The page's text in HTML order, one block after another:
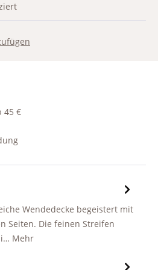
45 €
Wendedecke begeistert mit
Seiten. Die feinen Streifen
Mehr